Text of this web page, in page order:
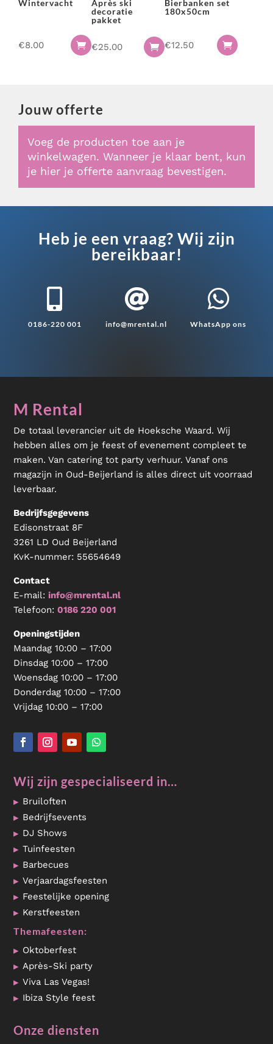
Wintervacht
€8.00 
Après ski
decoratie
pakket
€25.00 
Bierbanken set
180x50cm
€12.50 
Jouw offerte
Voeg de producten toe aan je
winkelwagen. Wanneer je klaar bent, kun
je hier je offerte aanvraag bevestigen.
Heb je een vraag? Wij zijn
bereikbaar!

0186-220 001

info@mrental.nl

WhatsApp ons
M Rental
De totaal leverancier uit de Hoeksche Waard. Wij
hebben alles om je feest of evenement compleet te
maken. Van catering tot party verhuur. Vanaf ons
magazijn in Oud-Beijerland is alles direct uit voorraad
leverbaar.
Bedrijfsgegevens
Edisonstraat 8F
3261 LD Oud Beijerland
KvK-nummer: 55654649
Contact
E-mail:info@mrental.nl
Telefoon:0186 220 001
Openingstijden
Maandag 10:00 – 17:00
Dinsdag 10:00 – 17:00
Woensdag 10:00 – 17:00
Donderdag 10:00 – 17:00
Vrijdag 10:00 – 17:00
Wij zijn gespecialiseerd in…
Bruiloften
Bedrijfsevents
DJ Shows
Tuinfeesten
Barbecues
Verjaardagsfeesten
Feestelijke opening
Kerstfeesten
Themafeesten:
Oktoberfest
Après-Ski party
Viva Las Vegas!
Ibiza Style feest
Onze diensten